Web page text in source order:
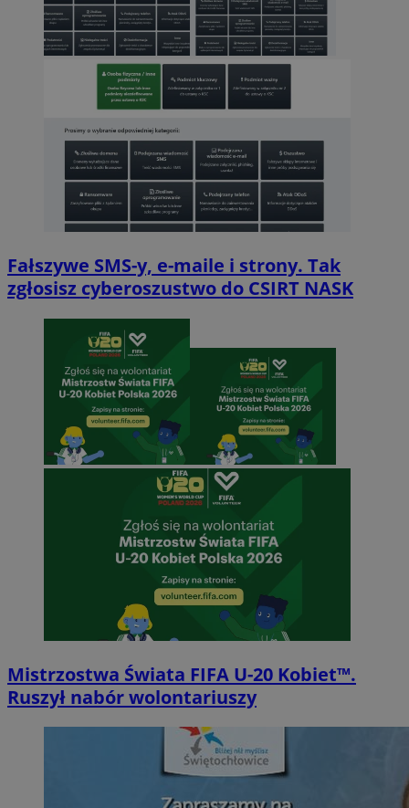
Fałszywe SMS-y, e-maile i strony. Tak
zgłosisz cyberoszustwo do CSIRT NASK
Mistrzostwa Świata FIFA U-20 Kobiet™.
Ruszył nabór wolontariuszy